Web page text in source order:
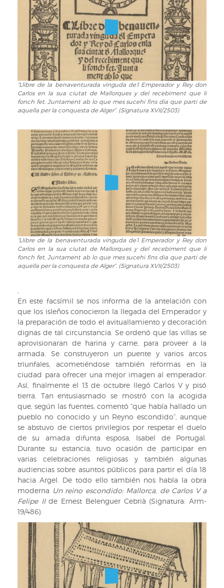
Rey
don
Carlos
sua
ciutat
de
Mallorques
y
recebiment
fonch
Juntament
que
mes
sucehi
fins
dia
que
aquella
per
la
conquesta
de
Alger”.
(Signatura
XVII/2503)
“Llibre
de
vinguda
Emperador
Carlos
ciutat
de
Mallorques
y
que
fonch
fet.
Juntament
ab
lo
que
mes
sucehi
dia
que
parti
de
aquella
la
conquesta
de
Alger”.
(Signatura
XVII/2503)
“Llibre de la benaventurada vinguda de’l Emperador y Rey don
Carlos en la sua ciutat de Mallorques y del recebiment que li
fonch fet. Juntament ab lo que mes sucehi fins dia que parti de
aquella per la conquesta de Alger”. (Signatura XVII/2503)
“Llibre
de
de’l
Emperador
y
Rey
don
Carlos
en
la
sua
ciutat
de
Mallorques
y
del
recebiment
que
li
fonch
fet.
Juntament
ab
lo
que
mes
sucehi
fins
dia
que
“Llibre de la benaventurada vinguda de’l Emperador y Rey don
Carlos en la sua ciutat de Mallorques y del recebiment que li
fonch fet. Juntament ab lo que mes sucehi fins dia que parti de
aquella per la conquesta de Alger”. (Signatura XVII/2503)
En este facsímil se nos informa de la antelación con
que los isleños conocieron la llegada del Emperador y
la preparación de todo el avituallamiento y decoración
dignas de tal circunstancia. Se ordenó que las villas se
aprovisionaran de harina y carne, para proveer a la
armada. Se construyeron un puente y varios arcos
triunfales, acometiéndose también reformas en la
ciudad para ofrecer una mejor imagen al emperador.
Así, finalmente el 13 de octubre llegó Carlos V y pisó
tierra. Tan entusiasmado se mostró con la acogida
que, según las fuentes, comentó “que había hallado un
pueblo no conocido y un Reyno escondido”, aunque
se abstuvo de ciertos privilegios por respetar el duelo
de su amada difunta esposa, Isabel de Portugal.
Durante su estancia, tuvo ocasión de participar en
varias celebraciones religiosas y también algunas
audiencias sobre asuntos públicos para partir el día 18
hacia Argel. De todo ello también nos habla la obra
moderna Un reino escondido: Mallorca, de Carlos V a
Felipe IIde Ernest Belenguer Cebrià (Signatura: Arm-
19/486).